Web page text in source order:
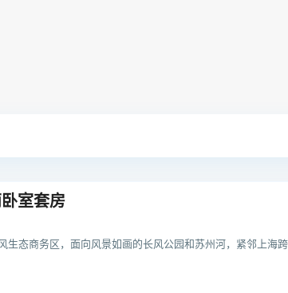
室套房
生态商务区，面向风景如画的长风公园和苏州河，紧邻上海